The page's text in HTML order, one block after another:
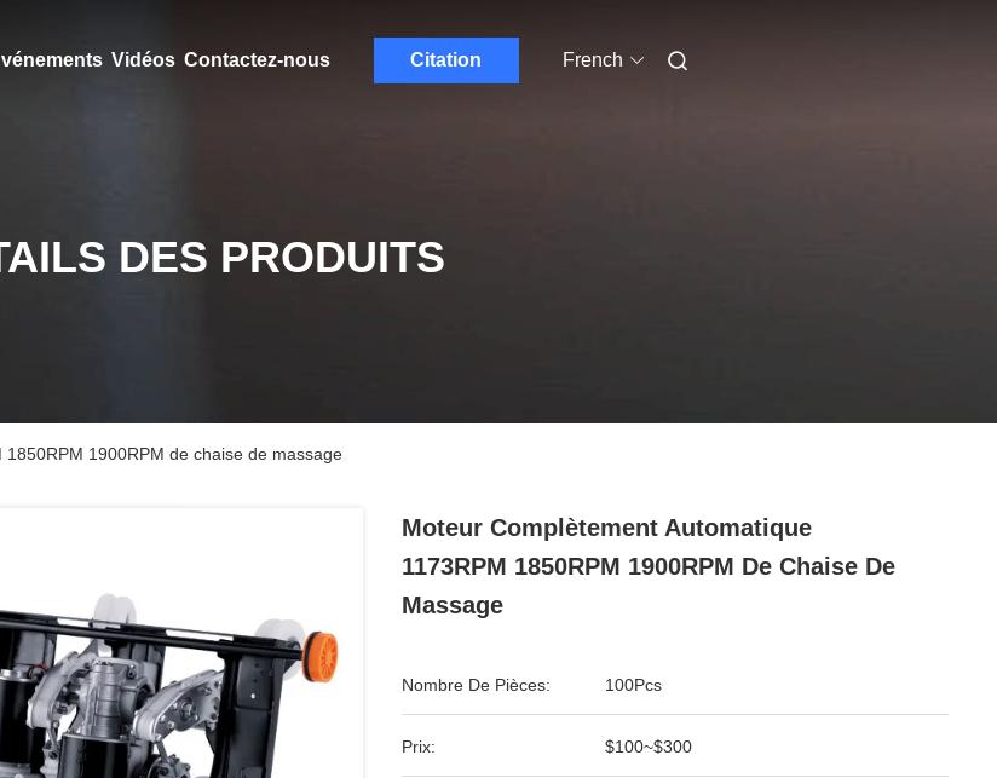
Vidéos Contactez-nous Citation French
DES PRODUITS
1900RPM de chaise de massage
Moteur Complètement Automatique
1173RPM 1850RPM 1900RPM De Chaise De
Massage
Nombre De Pièces: 100Pcs
Prix: $100~$300